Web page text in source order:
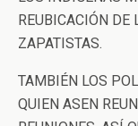
REUBICACIÓN DE
ZAPATISTAS.
TAMBIÉN LOS
QUIEN ASEN